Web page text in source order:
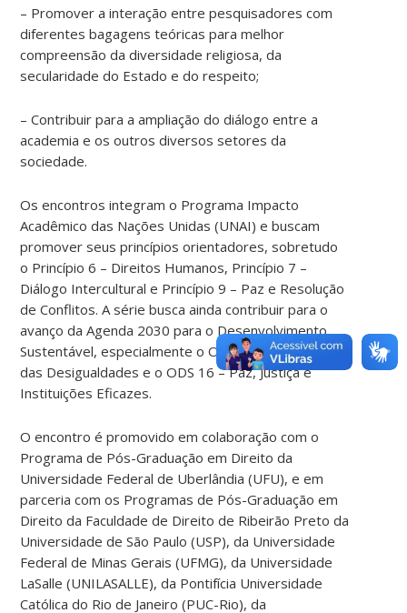
– Promover a interação entre pesquisadores com
diferentes bagagens teóricas para melhor
compreensão da diversidade religiosa, da
secularidade do Estado e do respeito;
– Contribuir para a ampliação do diálogo entre a
academia e os outros diversos setores da
sociedade.
Os encontros integram o Programa Impacto
Acadêmico das Nações Unidas (UNAI) e buscam
promover seus princípios orientadores, sobretudo
o Princípio 6 – Direitos Humanos, Princípio 7 –
Diálogo Intercultural e Princípio 9 – Paz e Resolução
de Conflitos. A série busca ainda contribuir para o
avanço da Agenda 2030 para o Desenvolvimento
Sustentável, especialmente o ODS 10 – Redução
das Desigualdades e o ODS 16 – Paz, Justiça e
Instituições Eficazes.
O encontro é promovido em colaboração com o
Programa de Pós-Graduação em Direito da
Universidade Federal de Uberlândia (UFU), e em
parceria com os Programas de Pós-Graduação em
Direito da Faculdade de Direito de Ribeirão Preto da
Universidade de São Paulo (USP), da Universidade
Federal de Minas Gerais (UFMG), da Universidade
LaSalle (UNILASALLE), da Pontifícia Universidade
Católica do Rio de Janeiro (PUC-Rio), da